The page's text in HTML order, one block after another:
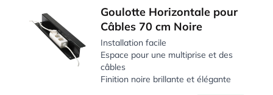
Goulotte Horizontale pour
Câbles 70 cm Noire
Installation facile
Espace pour une multiprise et des
câbles
Finition noire brillante et élégante